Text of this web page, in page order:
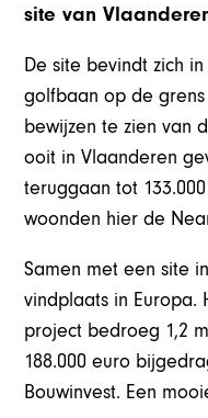
site van
De site bevindt zich
golfbaan op de
bewijzen te zien van
ooit in Vlaanderen
teruggaan tot
woonden hier de
Samen met een site
vindplaats in Europa.
project bedroeg 1,2
188.000 euro
Bouwinvest. Een